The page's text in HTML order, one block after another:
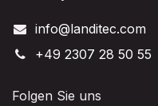
info@landitec.com
+49 2307 28 50 55
Folgen Sie uns